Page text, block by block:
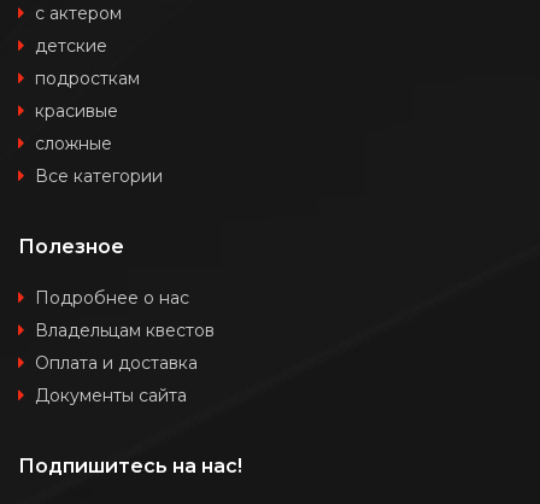
с актером
детские
подросткам
красивые
сложные
Все категории
Полезное
Подробнее о нас
Владельцам квестов
Оплата и доставка
Документы сайта
Подпишитесь на нас!